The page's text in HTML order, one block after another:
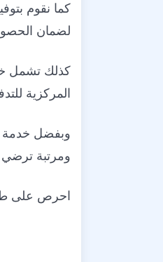
كما نقوم
لضمان
كذلك تشمل
المركزية
وبفضل خدمة
ومرتبة
احرص على